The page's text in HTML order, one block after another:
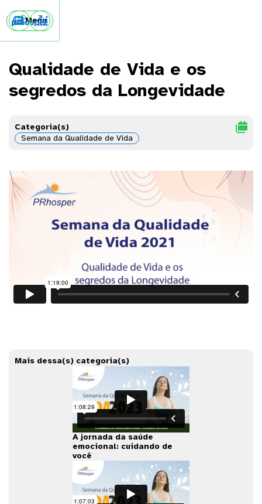
Menu
 
Qualidade de Vida e os
segredos da Longevidade
Categoria(s)
Semana da Qualidade de Vida

Mais dessa(s) categoria(s)
A jornada da saúde
emocional: cuidando de
você